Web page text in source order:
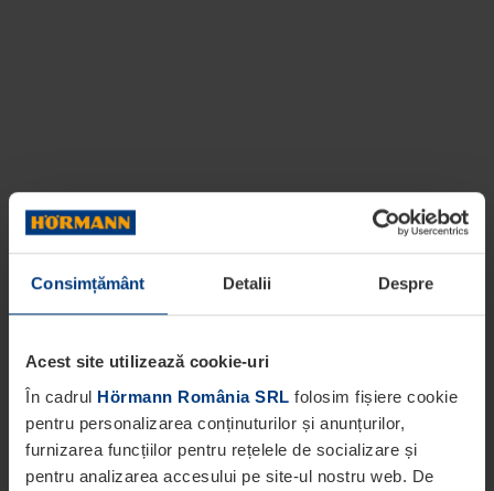
Consimțământ Detalii Despre
Acest site utilizează cookie-uri
În cadrul Hörmann România SRL folosim fișiere cookie
pentru personalizarea conținuturilor și anunțurilor,
furnizarea funcțiilor pentru rețelele de socializare și
pentru analizarea accesului pe site-ul nostru web. De